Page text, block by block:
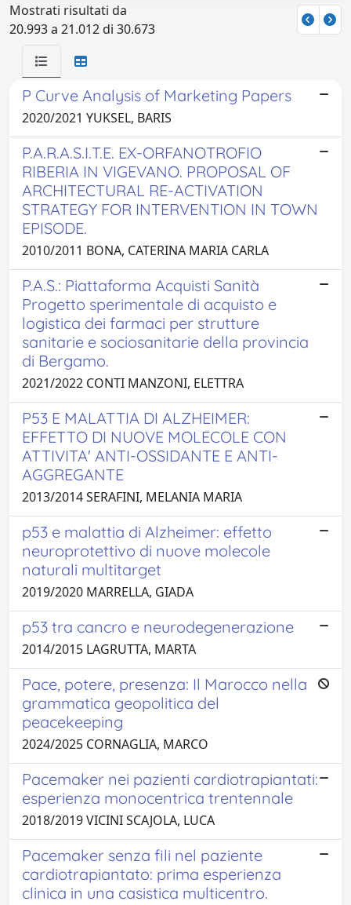
Mostrati risultati da
20.993 a 21.012 di 30.673
P Curve Analysis of Marketing Papers
2020/2021 YUKSEL, BARIS
P.A.R.A.S.I.T.E. EX-ORFANOTROFIO
RIBERIA IN VIGEVANO. PROPOSAL OF
ARCHITECTURAL RE-ACTIVATION
STRATEGY FOR INTERVENTION IN TOWN
EPISODE.
2010/2011 BONA, CATERINA MARIA CARLA
P.A.S.: Piattaforma Acquisti Sanità
Progetto sperimentale di acquisto e
logistica dei farmaci per strutture
sanitarie e sociosanitarie della provincia
di Bergamo.
2021/2022 CONTI MANZONI, ELETTRA
P53 E MALATTIA DI ALZHEIMER:
EFFETTO DI NUOVE MOLECOLE CON
ATTIVITA' ANTI-OSSIDANTE E ANTI-
AGGREGANTE
2013/2014 SERAFINI, MELANIA MARIA
p53 e malattia di Alzheimer: effetto
neuroprotettivo di nuove molecole
naturali multitarget
2019/2020 MARRELLA, GIADA
p53 tra cancro e neurodegenerazione
2014/2015 LAGRUTTA, MARTA
Pace, potere, presenza: Il Marocco nella
grammatica geopolitica del
peacekeeping
2024/2025 CORNAGLIA, MARCO
Pacemaker nei pazienti cardiotrapiantati:
esperienza monocentrica trentennale
2018/2019 VICINI SCAJOLA, LUCA
Pacemaker senza fili nel paziente
cardiotrapiantato: prima esperienza
clinica in una casistica multicentro.